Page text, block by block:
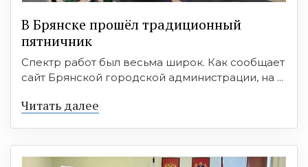
В Брянске прошёл традиционный
пятничник
Спектр работ был весьма широк. Как сообщает
сайт Брянской городской администрации, на ...
Читать далее